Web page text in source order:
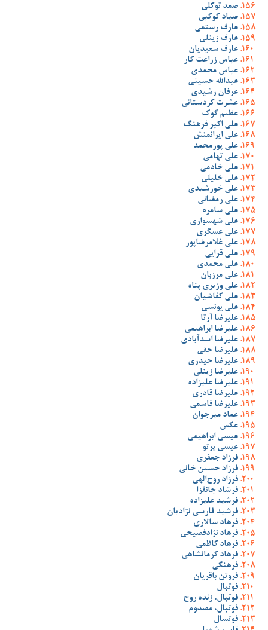
صمد توکلی
صیاد کوکبی
عارف رستمی
عارف زینلی
عارف سعیدیان
عباس زراعت کار
عباس محمدی
عبدالله حسینی
عرفان رشیدی
عشرت کردستانی
عظیم گوک
علی اکبر فرهنگ
علی ایرانمنش
علی پورمحمد
علی تهامی
علی خادمی
علی خلیلی
علی خورشیدی
علی رمضانی
علی سامره
علی شهسواری
علی عسگری
علی غلامرضاپور
علی قرایی
علی محمدی
علی مرزبان
علی وزیری پناه
علی کفاشیان
علی یونسی
علیرضا آرتا
علیرضا ابراهیمی
علیرضا اسدآبادی
علیرضا حقی
علیرضا حیدری
علیرضا زینلی
علیرضا علیزاده
علیرضا قادری
علیرضا قاسمی
عماد میرجوان
عکس
عیسی ابراهیمی
عیسی پرتو
فرزاد جعفری
فرزاد حسین خانی
فرزاد روح‌الهی
فرشاد جانفزا
فرشید علیزاده
فرشید فارسی نژادیان
فرهاد سالاری
فرهاد نژادفصیحی
فرهاد کاظمی
فرهاد کرمانشاهی
فرهنگی
فروتن باقریان
فوتبال
فوتبال، زنده روح
فوتبال، مصدوم
فوتسال